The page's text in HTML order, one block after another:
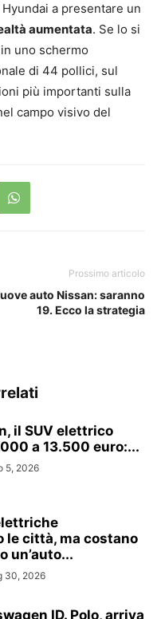
a presentare un
aumentata. Se lo si
uno schermo
di 44 pollici, sul
più importanti sulla
campo visivo del
Prossimo articolo
auto Nissan: saranno
19. Ecco la strategia
il SUV elettrico
a 13.500 euro:...
5, 2026
le città, ma costano
un’auto...
30, 2026
ID. Polo, arriva